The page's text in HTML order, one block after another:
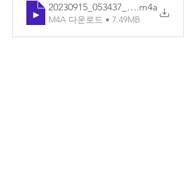
20230915_053437_기본.m4a
M4A 다운로드 • 7.49MB